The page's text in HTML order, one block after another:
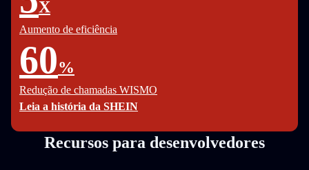
X
Aumento de eficiência
60%
Redução de chamadas WISMO
Leia a história da SHEIN
Recursos para desenvolvedores